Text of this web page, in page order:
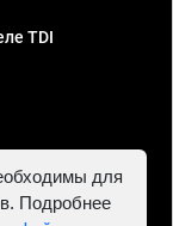
TDI
для
Подробнее